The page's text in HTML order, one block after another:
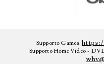
Supporto Games:
Supporto Home Video -